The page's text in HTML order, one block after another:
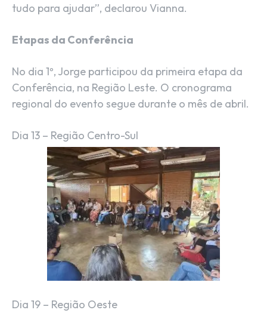
tudo para ajudar”, declarou Vianna.
Etapas da Conferência
No dia 1º, Jorge participou da primeira etapa da
Conferência, na Região Leste. O cronograma
regional do evento segue durante o mês de abril.
Dia 13 – Região Centro-Sul
Dia 19 – Região Oeste